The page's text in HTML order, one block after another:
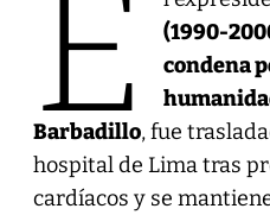
E
(1990-
condena
Barbadillo, fue
hospital de Lima tras
cardíacos y se